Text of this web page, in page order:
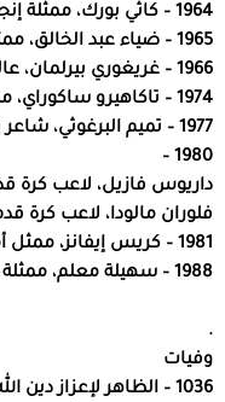
1964 – كاثي بورك، ممثلة إنجليزية.
1965 – ضياء عبد الخالق، ممثل مصري.
1966 – غريغوري بيرلمان، عالم رياضيات روسي.
1974 – تاكاهيرو ساكوراي، ممثل أداء صوتي ياباني.
1977 – تميم البرغوثي، شاعر فلسطيني.
1980 –
داريوس فازيل، لاعب كرة
فلوران مالودا، لاعب كرة
1981 – كريس إيفانز، ممثل أمريكي.
1988 – سهيلة معلم، ممثلة جزائرية.
.
وفيات
1036 – الظاهر لإعزاز